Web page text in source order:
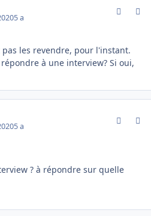
5 a
les revendre, pour l'instant.
à une interview? Si oui,
5 a
? à répondre sur quelle